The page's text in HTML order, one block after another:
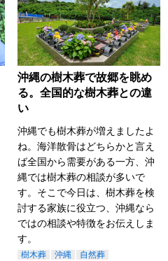
沖縄の樹木葬で故郷を眺め
る。全国的な樹木葬との違
い
沖縄でも樹木葬が増えましたよ
ね。海洋散骨はどちらかと言え
ば全国から需要がある一方、沖
縄では樹木葬の相談が多いで
す。そこで今日は、樹木葬を検
討する家族に役立つ、沖縄なら
ではの相談や特徴をお伝えしま
す。
樹木葬 沖縄
自然葬